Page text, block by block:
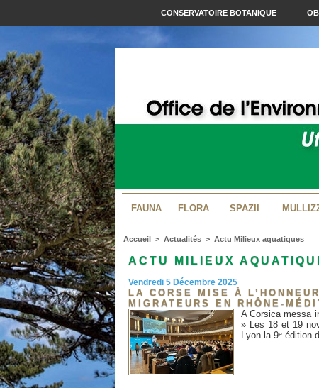
CONSERVATOIRE BOTANIQUE
FAUNA FLORA SPAZII
Accueil > Actualités > Actu Milieux aquatiques
ACTU MILIEUX
Vendredi 5 Décembre 2025
LA CORSE MISE À
MIGRATEURS EN RHÔNE-
A Corsica messa
» Les 18 et 19
Lyon la 9ᵉ édition